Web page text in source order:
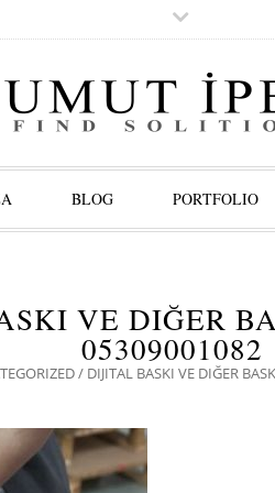
BLOG PORTFOLIO
VE DIĞER
05309001082
/ DIJITAL BASKI VE DIĞER